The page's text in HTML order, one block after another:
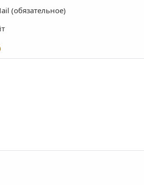
(обязательное)